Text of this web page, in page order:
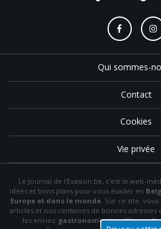
Qui sommes-
Contact
Cookies
Vie privée
Le Journal de l'Evasion.be, c'est le web-
idées et bons plans pour vous évader en
Europe et dans le monde . Sur ce site,
articles et nos centaines de bonnes
les envies: gastronomie,insolite,